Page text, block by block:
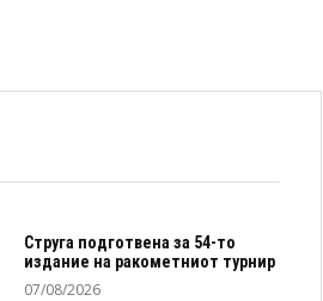
Струга подготвена за 54-то
издание на ракометниот турнир
07/08/2026